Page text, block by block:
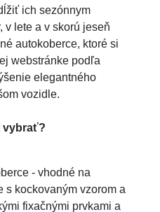
ich sezónnym
v lete a v skorú jeseň
autokoberce, ktoré si
webstránke podľa
elegantného
vozidle.
vybrať?
- vhodné na
s kockovaným vzorom a
fixačnými prvkami a